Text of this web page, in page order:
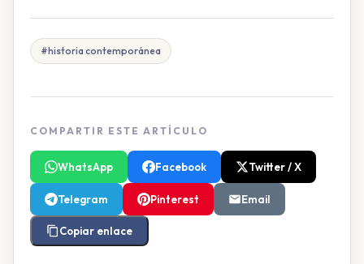
#historia contemporánea
COMPARTIR ESTE ARTÍCULO
WhatsApp Facebook Twitter / X
Telegram Pinterest Email
Copiar enlace